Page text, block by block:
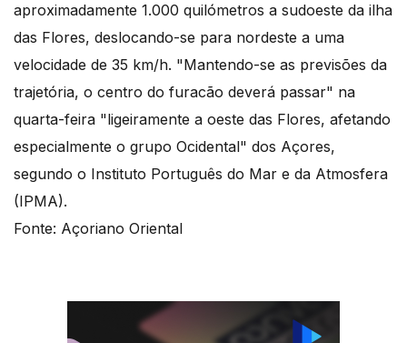
aproximadamente 1.000 quilómetros a sudoeste da ilha
das Flores, deslocando-se para nordeste a uma
velocidade de 35 km/h. "Mantendo-se as previsões da
trajetória, o centro do furacão deverá passar" na
quarta-feira "ligeiramente a oeste das Flores, afetando
especialmente o grupo Ocidental" dos Açores,
segundo o Instituto Português do Mar e da Atmosfera
(IPMA).
Fonte: Açoriano Oriental